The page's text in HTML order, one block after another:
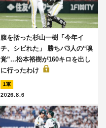
腹を括った杉山一樹「今年イ
チ、シビれた」 勝ちパ3人の“嗅
覚”...松本裕樹が160キロを出し
に行ったわけ
1軍
2026.8.6